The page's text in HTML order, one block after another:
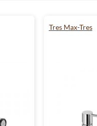
Tres Max-Tres